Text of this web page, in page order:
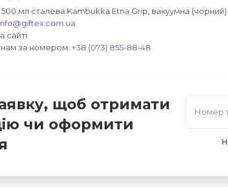
мл сталева Kambukka Etna Grip, вакуумна (чорний)
сайті
за номером: +38 (073) 855-88-48
щоб отримати
чи оформити